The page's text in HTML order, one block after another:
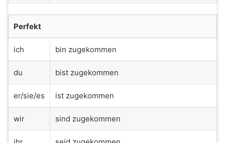
Perfekt
ich bin zugekommen
du bist zugekommen
er/sie/es ist zugekommen
wir sind zugekommen